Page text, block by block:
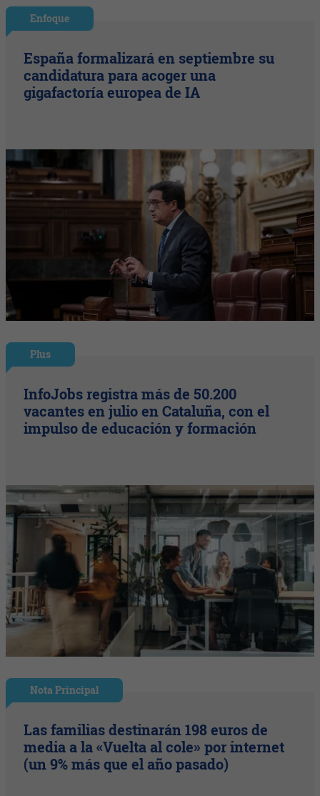
Enfoque
España formalizará en septiembre su
candidatura para acoger una
gigafactoría europea de IA
Plus
InfoJobs registra más de 50.200
vacantes en julio en Cataluña, con el
impulso de educación y formación
Nota Principal
Las familias destinarán 198 euros de
media a la «Vuelta al cole» por internet
(un 9% más que el año pasado)